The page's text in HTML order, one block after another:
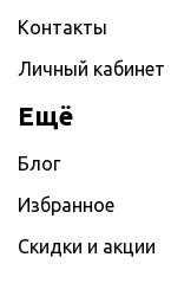
Контакты
Личный кабинет
Ещё
Блог
Избранное
Скидки и акции